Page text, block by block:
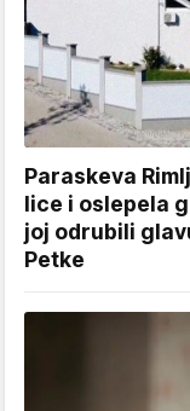
Paraskeva
lice i oslepela
joj odrubili
Petke